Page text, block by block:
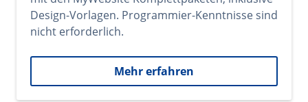
Design-Vorlagen. Programmier-Kenntnisse sind
nicht erforderlich.
Mehr erfahren